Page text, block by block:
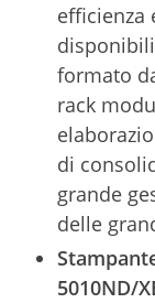
efficienza
formato
rack
di
grande
delle
5010ND/